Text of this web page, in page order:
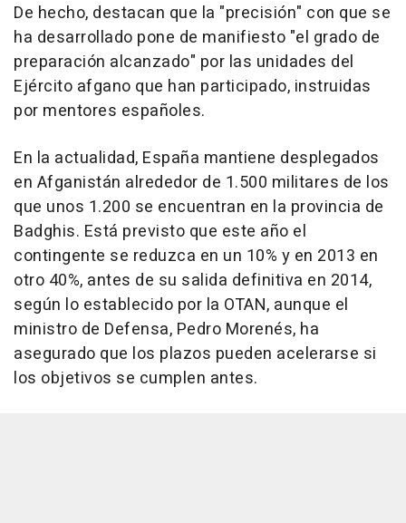
De hecho, destacan que la "precisión" con que se
ha desarrollado pone de manifiesto "el grado de
preparación alcanzado" por las unidades del
Ejército afgano que han participado, instruidas
por mentores españoles.
En la actualidad, España mantiene desplegados
en Afganistán alrededor de 1.500 militares de los
que unos 1.200 se encuentran en la provincia de
Badghis. Está previsto que este año el
contingente se reduzca en un 10% y en 2013 en
otro 40%, antes de su salida definitiva en 2014,
según lo establecido por la OTAN, aunque el
ministro de Defensa, Pedro Morenés, ha
asegurado que los plazos pueden acelerarse si
los objetivos se cumplen antes.